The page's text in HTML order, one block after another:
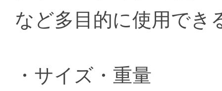
など多目的に使用でき
・サイズ・重量